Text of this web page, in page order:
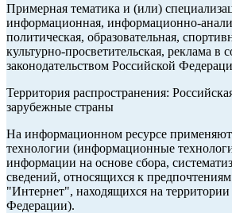
Примерная тематика и (или)
информационная, информационно-
политическая, образовательная,
культурно-просветительская, реклама в
законодательством Российской
Территория распространения:
зарубежные страны
На информационном ресурсе
технологии (информационные
информации на основе сбора,
сведений, относящихся к предпочтениям
"Интернет", находящихся на территории
Федерации).